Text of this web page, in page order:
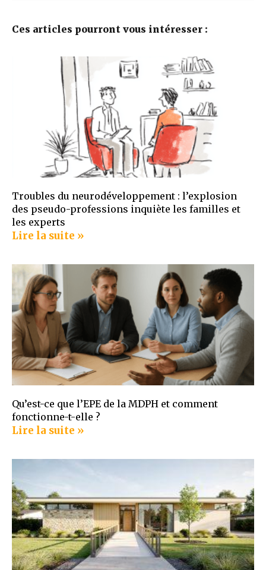
Ces articles pourront vous intéresser :
Troubles du neurodéveloppement : l’explosion
des pseudo-professions inquiète les familles et
les experts
Lire la suite »
Qu’est-ce que l’EPE de la MDPH et comment
fonctionne-t-elle ?
Lire la suite »